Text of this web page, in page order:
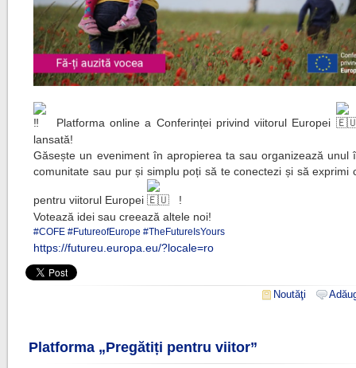
Platforma online a Conferinței privind viitorul Europei
lansată!
Găsește un eveniment în apropierea ta sau organizează unul
comunitate sau pur și simplu poți să te conectezi și să exprimi
pentru viitorul Europei
!
Votează idei sau creează altele noi!
#COFE #FutureofEurope #TheFutureIsYours
https://futureu.europa.eu/?locale=ro
Noutăţi
Platforma „Pregătiți pentru viitor”